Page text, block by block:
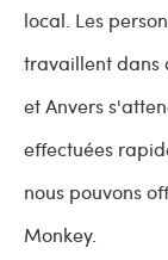
local. Les
travaillent dans
et Anvers
effectuées
nous pouvons
Monkey.